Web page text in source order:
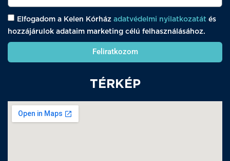
Elfogadom a Kelen Kórház adatvédelmi nyilatkozatát és
hozzájárulok adataim marketing célú felhasználásához.
Feliratkozom
TÉRKÉP